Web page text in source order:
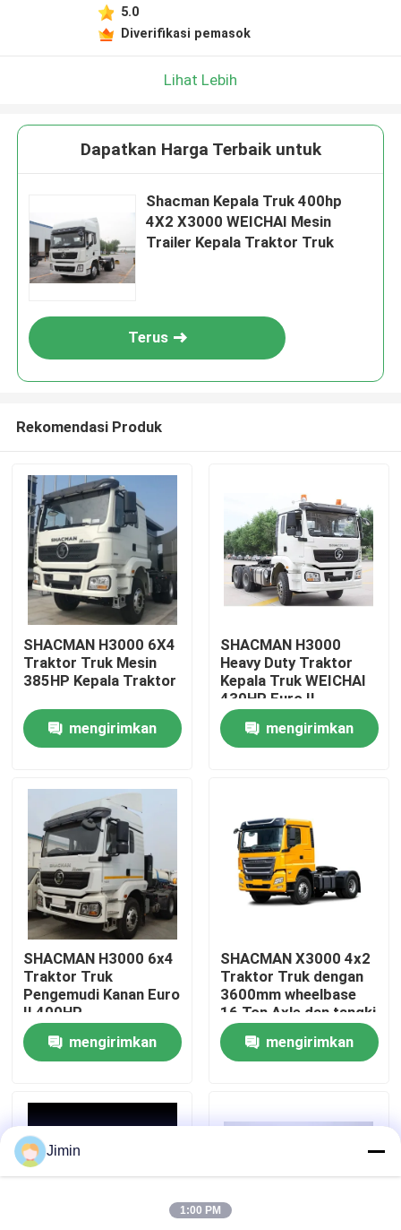
Rumah
Tentang kami
Tur Pabrik
Kontrol kualitas
Hubungi Kami
Berita
Permintaan Penawaran
Truk Dump Berat
5.0
Diverifikasi pemasok
Lihat Lebih
Dapatkan Harga Terbaik untuk
Shacman Kepala Truk 400hp
4X2 X3000 WEICHAI Mesin
Trailer Kepala Traktor Truk
Terus
Rekomendasi Produk
SHACMAN H3000 6X4
Traktor Truk Mesin
385HP Kepala Traktor
mengirimkan
SHACMAN H3000
Heavy Duty Traktor
Kepala Truk WEICHAI
430HP Euro II
mengirimkan
SHACMAN H3000 6x4
Traktor Truk
Pengemudi Kanan Euro
II 400HP
mengirimkan
SHACMAN X3000 4x2
Traktor Truk dengan
3600mm wheelbase
16 Ton Axle dan tangki
bahan bakar 400L
mengirimkan
Jimin
1:00 PM